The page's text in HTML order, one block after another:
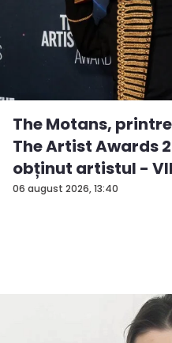
06 august 2026, 13:40
The Motans,
The Artist Awards
obținut artistul -